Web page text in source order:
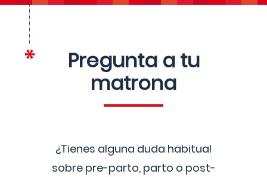
Pregunta a tu
matrona
¿Tienes alguna duda habitual
sobre pre-parto, parto o post-